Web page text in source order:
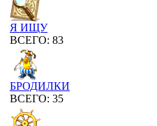
Я ИЩУ
ВСЕГО: 83
БРОДИЛКИ
ВСЕГО: 35